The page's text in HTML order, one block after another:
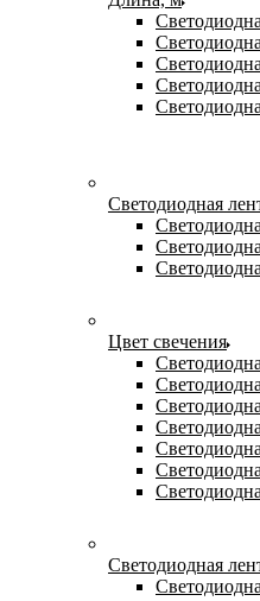
Светодиодная
Цвет свечения
Светодиодная